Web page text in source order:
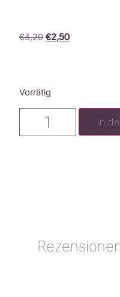
€3,20 €2,50
Vorrätig
In